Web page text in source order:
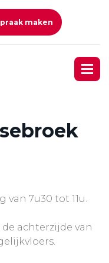
maken
van 7u30 tot 11u.
achterzijde van